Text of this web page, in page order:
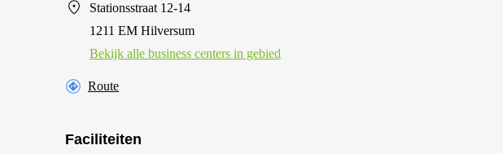
Stationsstraat 12-14
1211 EM Hilversum
Bekijk alle business centers in gebied
Route
Faciliteiten